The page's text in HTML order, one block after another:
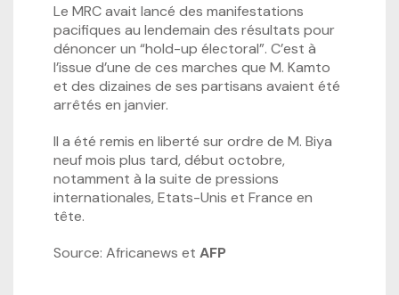
Le MRC avait lancé des manifestations
pacifiques au lendemain des résultats pour
dénoncer un “hold-up électoral”. C’est à
l’issue d’une de ces marches que M. Kamto
et des dizaines de ses partisans avaient été
arrêtés en janvier.
Il a été remis en liberté sur ordre de M. Biya
neuf mois plus tard, début octobre,
notamment à la suite de pressions
internationales, Etats-Unis et France en
tête.
Source: Africanews et AFP